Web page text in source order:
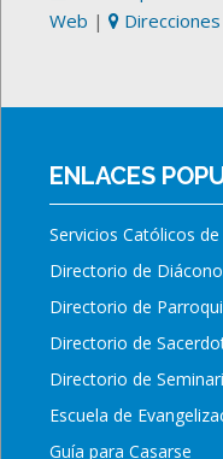
Web | Direcciones
ENLACES
Servicios Católicos
Directorio de
Directorio de
Directorio de
Directorio de
Escuela de
Guía para Casarse